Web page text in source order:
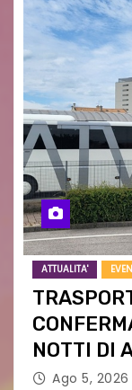
ATTUALITA'
NOTTI DI
Ago 5, 2026